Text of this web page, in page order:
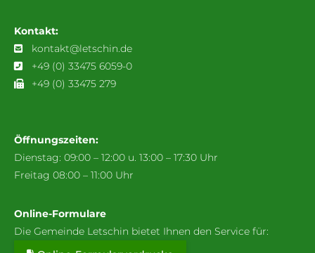
Kontakt:
kontakt@letschin.de
+49 (0) 33475 6059-0
+49 (0) 33475 279
Öffnungszeiten:
Dienstag: 09:00 – 12:00 u. 13:00 – 17:30 Uhr
Freitag 08:00 – 11:00 Uhr
Online-Formulare
Die Gemeinde Letschin bietet Ihnen den Service für: